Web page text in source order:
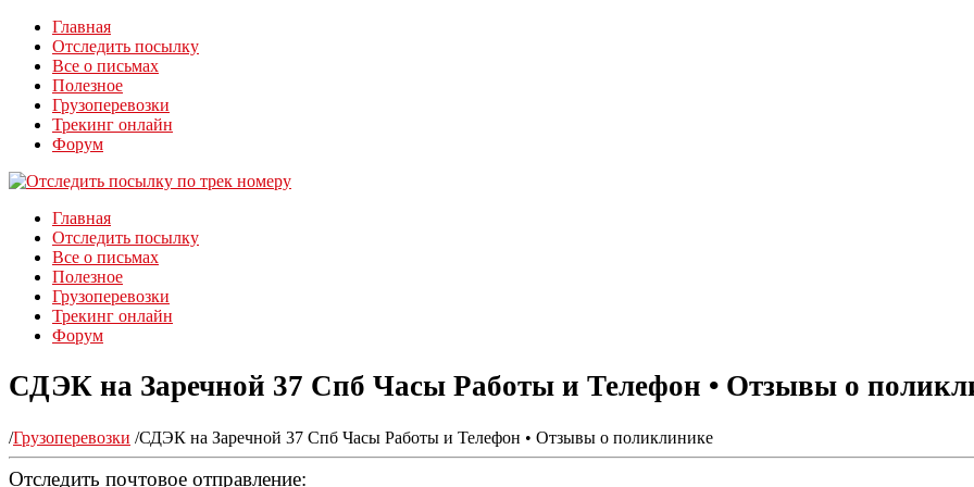
Главная
Отследить посылку
Все о письмах
Полезное
Грузоперевозки
Трекинг онлайн
Форум
Главная
Отследить посылку
Все о письмах
Полезное
Грузоперевозки
Трекинг онлайн
Форум
СДЭК на Заречной 37 Спб Часы Работы и Телефон • Отзывы о
/Грузоперевозки /СДЭК на Заречной 37 Спб Часы Работы и Телефон • Отзывы о поликлинике
Отследить почтовое отправление: